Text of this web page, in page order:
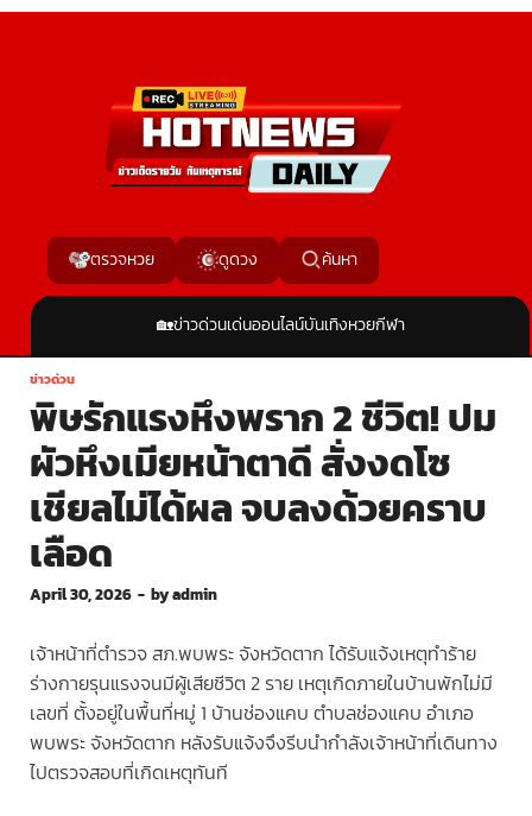
ตรวจหวย ดูดวง ค้นหา
🏡ข่าวด่วนเด่นออนไลน์บันเทิงหวยกีฬา
ข่าวด่วน
พิษรักแรงหึงพราก 2 ชีวิต! ปม
ผัวหึงเมียหน้าตาดี สั่งงดโซ
เชียลไม่ได้ผล จบลงด้วยคราบ
เลือด
April 30, 2026 - byadmin
เจ้าหน้าที่ตำรวจ สภ.พบพระ จังหวัดตาก ได้รับแจ้งเหตุทำร้าย
ร่างกายรุนแรงจนมีผู้เสียชีวิต 2 ราย เหตุเกิดภายในบ้านพักไม่มี
เลขที่ ตั้งอยู่ในพื้นที่หมู่ 1 บ้านช่องแคบ ตำบลช่องแคบ อำเภอ
พบพระ จังหวัดตาก หลังรับแจ้งจึงรีบนำกำลังเจ้าหน้าที่เดินทาง
ไปตรวจสอบที่เกิดเหตุทันที